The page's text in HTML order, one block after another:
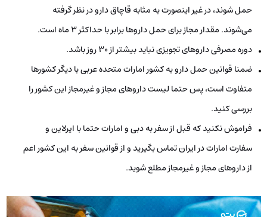
حمل شوند، در غیر اینصورت به مثابه قاچاق دارو در نظر گرفته
می‌شوند. مقدار مجاز برای حمل داروها برابر با حداکثر 3 ماه است.
دوره مصرفی دارو‌های تجویزی نباید بیشتر از ۳۰ روز باشد.
ضمنا قوانین حمل دارو به کشور امارات متحده عربی با دیگر کشورها
متفاوت است، پس حتما لیست داروهای مجاز و غیرمجاز این کشور را
بررسی کنید.
فراموش نکنید که قبل از سفر به دبی و امارات حتما با ایرلاین و
سفارت امارات در ایران تماس بگیرید و از قوانین سفر به این کشور اعم
از داروهای مجاز و غیرمجاز مطلع شوید.